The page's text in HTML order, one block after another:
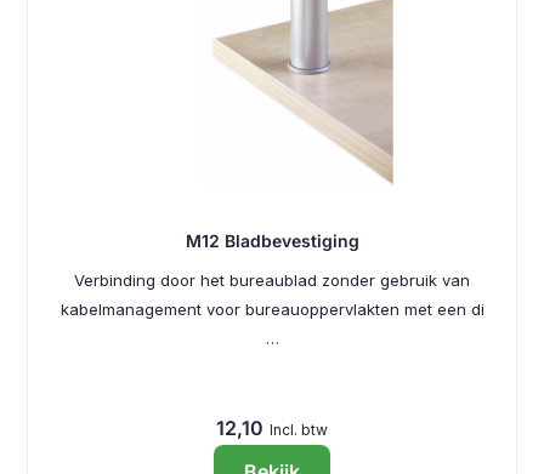
M12 Bladbevestiging
Verbinding door het bureaublad zonder gebruik van
kabelmanagement voor bureauoppervlakten met een di
…
12,10 Incl. btw